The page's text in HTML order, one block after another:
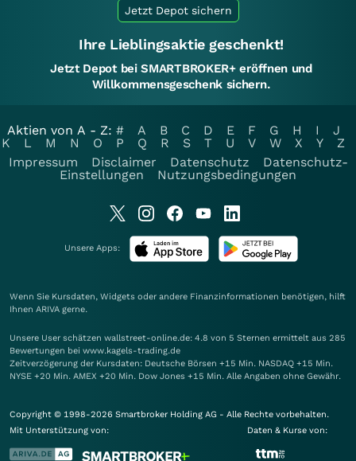
Jetzt Depot sichern
Ihre Lieblingsaktie geschenkt!
Jetzt Depot bei SMARTBROKER+ eröffnen und
Willkommensgeschenk sichern.
Aktien von A - Z: # A B C D E F G H I
J
K
L M N O P Q R S T U V W X Y
Z
Impressum
Disclaimer Datenschutz
Datenschutz-
Einstellungen
Nutzungsbedingungen
Unsere Apps:
Wenn Sie Kursdaten, Widgets oder andere Finanzinformationen benötigen, hilft
Ihnen ARIVA gerne.
Unsere User schätzen wallstreet-online.de: 4.8 von 5 Sternen ermittelt aus 285
Bewertungen bei www.kagels-trading.de
Zeitverzögerung der Kursdaten: Deutsche Börsen +15 Min. NASDAQ +15 Min.
NYSE +20 Min. AMEX +20 Min. Dow Jones +15 Min. Alle Angaben ohne Gewähr.
Copyright © 1998-2026 Smartbroker Holding AG - Alle Rechte vorbehalten.
Mit Unterstützung von:
Daten & Kurse von: